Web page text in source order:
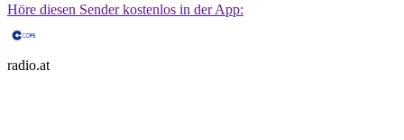
Höre diesen Sender kostenlos in der App:
radio.at